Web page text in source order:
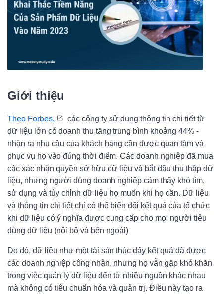
Giới thiệu
Theo Forbes,
các công ty sử dụng thông tin chi tiết từ
dữ liệu lớn có doanh thu tăng trung bình khoảng 44% -
nhận ra nhu cầu của khách hàng cần được quan tâm và
phục vụ họ vào đúng thời điểm. Các doanh nghiệp đã mua
các xác nhận quyền sở hữu dữ liệu và bắt đầu thu thập dữ
liệu, nhưng người dùng doanh nghiệp cảm thấy khó tìm,
sử dụng và tùy chỉnh dữ liệu họ muốn khi họ cần. Dữ liệu
và thông tin chi tiết chỉ có thể biến đổi kết quả của tổ chức
khi dữ liệu có ý nghĩa được cung cấp cho mọi người tiêu
dùng dữ liệu (nội bộ và bên ngoài)
Do đó, dữ liệu như một tài sản thúc đẩy kết quả đã được
các doanh nghiệp công nhận, nhưng họ vẫn gặp khó khăn
trong việc quản lý dữ liệu đến từ nhiều nguồn khác nhau
mà không có tiêu chuẩn hóa và quản trị. Điều này tạo ra